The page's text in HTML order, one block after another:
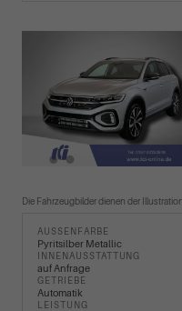
Die Fahrzeugbilder dienen der
AUSSENFARBE
Pyritsilber Metallic
INNENAUSSTATTUNG
auf Anfrage
GETRIEBE
Automatik
LEISTUNG